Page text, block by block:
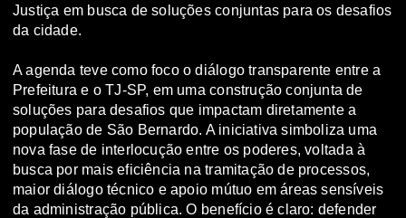
Justiça em busca de soluções conjuntas para os desafios
da cidade.
A agenda teve como foco o diálogo transparente entre a
Prefeitura e o TJ-SP, em uma construção conjunta de
soluções para desafios que impactam diretamente a
população de São Bernardo. A iniciativa simboliza uma
nova fase de interlocução entre os poderes, voltada à
busca por mais eficiência na tramitação de processos,
maior diálogo técnico e apoio mútuo em áreas sensíveis
da administração pública. O benefício é claro: defender